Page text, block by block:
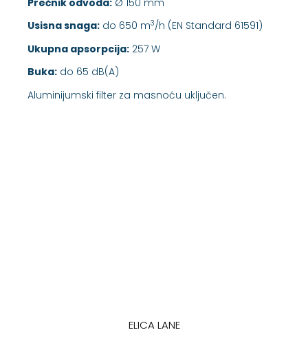
Usisna snaga: do 650 m3/h (EN Standard 61591)
Ukupna apsorpcija: 257 W
Buka: do 65 dB(A)
Aluminijumski filter za masnoću uključen.
ELICA LANE